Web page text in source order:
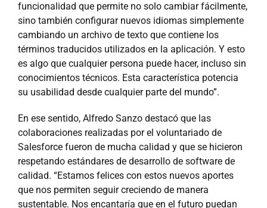
funcionalidad que permite no solo cambiar fácilmente,
sino también configurar nuevos idiomas simplemente
cambiando un archivo de texto que contiene los
términos traducidos utilizados en la aplicación. Y esto
es algo que cualquier persona puede hacer, incluso sin
conocimientos técnicos. Esta característica potencia
su usabilidad desde cualquier parte del mundo”.
En ese sentido, Alfredo Sanzo destacó que las
colaboraciones realizadas por el voluntariado de
Salesforce fueron de mucha calidad y que se hicieron
respetando estándares de desarrollo de software de
calidad. “Estamos felices con estos nuevos aportes
que nos permiten seguir creciendo de manera
sustentable. Nos encantaría que en el futuro puedan